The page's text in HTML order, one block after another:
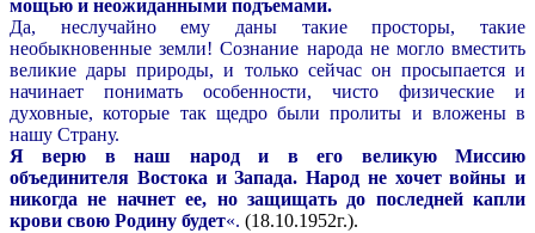
мощью и неожиданными подъемами.
Да, неслучайно ему даны такие просторы, такие
необыкновенные земли! Сознание народа не могло вместить
великие дары природы, и только сейчас он просыпается и
начинает понимать особенности, чисто физические и
духовные, которые так щедро были пролиты и вложены в
нашу Страну.
Я верю в наш народ и в его великую Миссию
объединителя Востока и Запада. Народ не хочет войны и
никогда не начнет ее, но защищать до последней капли
крови свою Родину будет«. (18.10.1952г.).